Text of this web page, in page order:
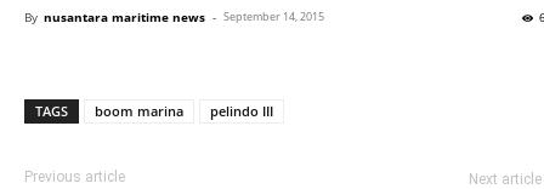
By nusantara maritime news - September 14, 2015
TAGS boom marina pelindo III
Previous article Next article